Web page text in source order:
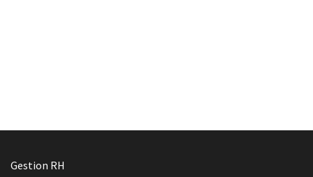
Gestion RH